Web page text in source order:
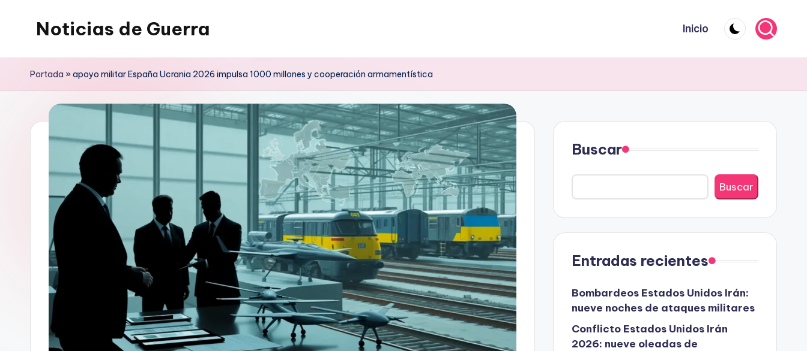
Noticias de Guerra Inicio
Portada »apoyo militar España Ucrania 2026 impulsa 1000 millones y cooperación armamentística
Buscar
Buscar
Entradas recientes
Bombardeos Estados Unidos Irán:
nueve noches de ataques militares
Conflicto Estados Unidos Irán
2026: nueve oleadas de